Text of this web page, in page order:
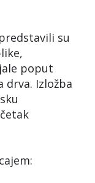
su
poput
drva. Izložba